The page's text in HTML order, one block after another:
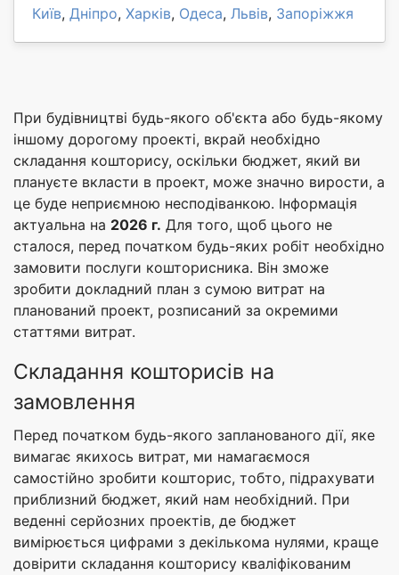
Київ, Дніпро, Харків, Одеса, Львів, Запоріжжя
При будівництві будь-якого об'єкта або будь-якому
іншому дорогому проекті, вкрай необхідно
складання кошторису, оскільки бюджет, який ви
плануєте вкласти в проект, може значно вирости, а
це буде неприємною несподіванкою. Інформація
актуальна на 2026 г. Для того, щоб цього не
сталося, перед початком будь-яких робіт необхідно
замовити послуги кошторисника. Він зможе
зробити докладний план з сумою витрат на
планований проект, розписаний за окремими
статтями витрат.
Складання кошторисів на
замовлення
Перед початком будь-якого запланованого дії, яке
вимагає якихось витрат, ми намагаємося
самостійно зробити кошторис, тобто, підрахувати
приблизний бюджет, який нам необхідний. При
веденні серйозних проектів, де бюджет
вимірюється цифрами з декількома нулями, краще
довірити складання кошторису кваліфікованим